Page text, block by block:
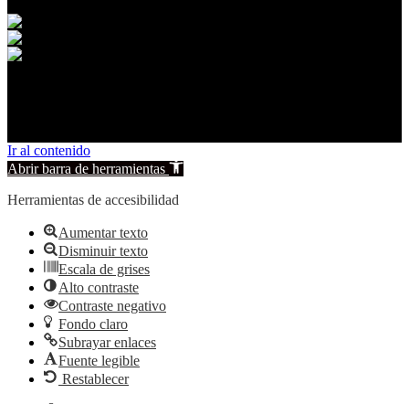
Ir al contenido
Abrir barra de herramientas
Herramientas de accesibilidad
Aumentar texto
Disminuir texto
Escala de grises
Alto contraste
Contraste negativo
Fondo claro
Subrayar enlaces
Fuente legible
Restablecer